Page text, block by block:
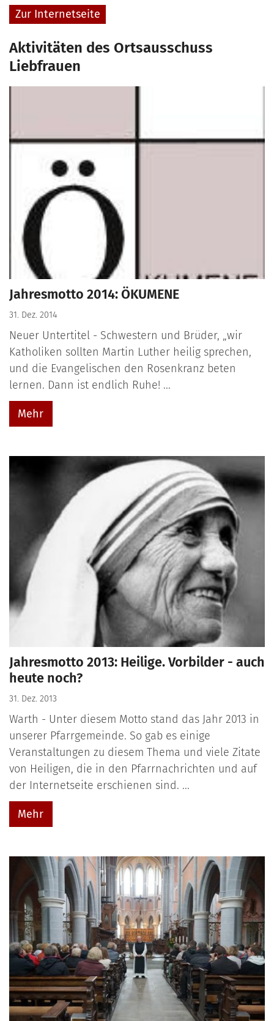
Zur Internetseite
Aktivitäten des Ortsausschuss
Liebfrauen
Jahresmotto 2014: ÖKUMENE
31. Dez. 2014
Neuer Untertitel - Schwestern und Brüder, „wir
Katholiken sollten Martin Luther heilig sprechen,
und die Evangelischen den Rosenkranz beten
lernen. Dann ist endlich Ruhe! ...
Mehr
Jahresmotto 2013: Heilige. Vorbilder - auch
heute noch?
31. Dez. 2013
Warth - Unter diesem Motto stand das Jahr 2013 in
unserer Pfarrgemeinde. So gab es einige
Veranstaltungen zu diesem Thema und viele Zitate
von Heiligen, die in den Pfarrnachrichten und auf
der Internetseite erschienen sind. ...
Mehr